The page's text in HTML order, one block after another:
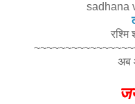
sadhana
रश्मि
अब